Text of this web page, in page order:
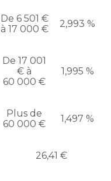
De 6 501 €
à 17 000 €
2,993 %
De 17 001
€ à
60 000 €
1,995 %
Plus de
60 000 €
1,497 %
26,41 €